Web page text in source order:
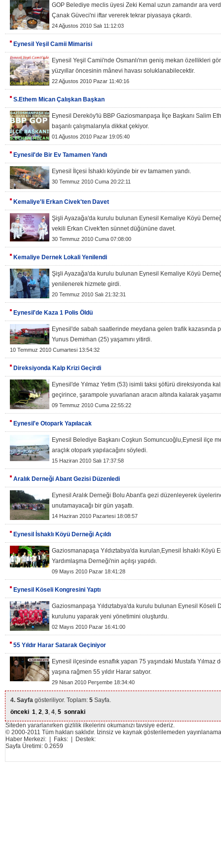
GOP Belediye meclis üyesi Zeki Kemal uzun zamandır ara
Çanak Güveci'ni iftar vererek tekrar piyasaya çıkardı.
24 Ağustos 2010 Salı 11:12:03
Eynesil Yeşil Camii Mimarisi
Eynesil Yeşil Camii'nde Osmanlı'nın geniş mekan özellikleri
yüzyıllar öncesinin mânevi havası soluklanabilecektir.
22 Ağustos 2010 Pazar 11:40:16
S.Ethem Mican Çalışkan Başkan
Eynesil Dereköy'lü BBP Gaziosmanpaşa İlçe Başkanı Salim
başarılı çalışmalarıyla dikkat çekiyor.
01 Ağustos 2010 Pazar 19:05:40
Eynesil'de Bir Ev Tamamen Yandı
Eynesil İlçesi İshaklı köyünde bir ev tamamen yandı.
30 Temmuz 2010 Cuma 20:22:11
Kemaliye'li Erkan Civek'ten Davet
Şişli Ayazağa'da kurulu bulunan Eynesil Kemaliye Köyü
vekili Erkan Civek'ten sünnet düğününe davet.
30 Temmuz 2010 Cuma 07:08:00
Kemaliye Dernek Lokali Yenilendi
Şişli Ayazağa'da kurulu bulunan Eynesil Kemaliye Köyü
yenilenerek hizmete girdi.
20 Temmuz 2010 Salı 21:32:31
Eynesil'de Kaza 1 Polis Öldü
Eynesil'de sabah saatlerinde meydana gelen trafik kazasında
Yunus Demirhan (25) yaşamını yitirdi.
10 Temmuz 2010 Cumartesi 13:54:32
Direksiyonda Kalp Krizi Geçirdi
Eynesil'de Yılmaz Yetim (53) isimli taksi şöfürü direksiyonda
geçirince, şarampole yuvarlanan aracın altında kalarak
09 Temmuz 2010 Cuma 22:55:22
Eynesil'e Otopark Yapılacak
Eynesil Belediye Başkanı Coşkun Somuncuoğlu,Eynesil ilçe
araçlık otopark yapılacağını söyledi.
15 Haziran 2010 Salı 17:37:58
Aralık Derneği Abant Gezisi Düzenledi
Eynesil Aralık Derneği Bolu Abant'a gezi düzenleyerek
unutamayacağı bir gün yaşattı.
14 Haziran 2010 Pazartesi 18:08:57
Eynesil İshaklı Köyü Derneği Açıldı
Gaziosmanapaşa Yıldıztabya'da kurulan,Eynesil İshaklı Köyü
Yardımlaşma Derneği'nin açılışı yapıldı.
09 Mayıs 2010 Pazar 18:41:28
Eynesil Köseli Kongresini Yaptı
Gaziosmanpaşa Yıldıztabya'da kurulu bulunan Eynesil Köseli
kurulunu yaparak yeni yönetimini oluşturdu.
02 Mayıs 2010 Pazar 16:41:00
55 Yıldır Harar Satarak Geçiniyor
Eynesil ilçesinde esnaflık yapan 75 yaşındaki Mustafa Yılmaz
yaşına rağmen 55 yıldır Harar satıyor.
29 Nisan 2010 Perşembe 18:34:40
4. Sayfa gösteriliyor. Toplam: 5 Sayfa.
önceki 1, 2, 3, 4, 5 sonraki
Siteden yararlanırken gizlilik ilkelerini okumanızı tavsiye ederiz.
© 2000-2011 Tüm hakları saklıdır. İzinsiz ve kaynak gösterilemeden
Haber Merkezi: | Faks: | Destek:
Sayfa Üretimi: 0.2659